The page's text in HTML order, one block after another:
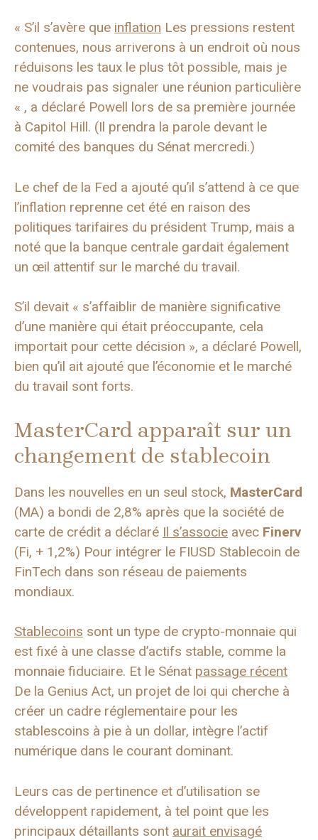
« S’il s’avère que inflation Les pressions restent
contenues, nous arriverons à un endroit où nous
réduisons les taux le plus tôt possible, mais je
ne voudrais pas signaler une réunion particulière
« , a déclaré Powell lors de sa première journée
à Capitol Hill. (Il prendra la parole devant le
comité des banques du Sénat mercredi.)
Le chef de la Fed a ajouté qu’il s’attend à ce que
l’inflation reprenne cet été en raison des
politiques tarifaires du président Trump, mais a
noté que la banque centrale gardait également
un œil attentif sur le marché du travail.
S’il devait « s’affaiblir de manière significative
d’une manière qui était préoccupante, cela
importait pour cette décision », a déclaré Powell,
bien qu’il ait ajouté que l’économie et le marché
du travail sont forts.
MasterCard apparaît sur un
changement de stablecoin
Dans les nouvelles en un seul stock, MasterCard
(MA) a bondi de 2,8% après que la société de
carte de crédit a déclaré Il s’associe avec Finerv
(Fi, + 1,2%) Pour intégrer le FIUSD Stablecoin de
FinTech dans son réseau de paiements
mondiaux.
Stablecoins sont un type de crypto-monnaie qui
est fixé à une classe d’actifs stable, comme la
monnaie fiduciaire. Et le Sénat passage récent
De la Genius Act, un projet de loi qui cherche à
créer un cadre réglementaire pour les
stablescoins à pie à un dollar, intègre l’actif
numérique dans le courant dominant.
Leurs cas de pertinence et d’utilisation se
développent rapidement, à tel point que les
principaux détaillants sont aurait envisagé